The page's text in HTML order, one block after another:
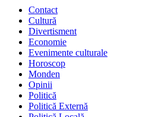
Contact
Cultură
Divertisment
Economie
Evenimente culturale
Horoscop
Monden
Opinii
Politică
Politică Externă